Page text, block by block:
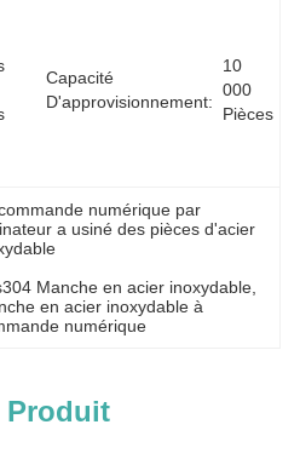
Capacité
D'approvisionnement:
10
000
Pièces
numérique par
a usiné des pièces d'acier
Manche en acier inoxydable
en acier inoxydable à
numérique
Produit